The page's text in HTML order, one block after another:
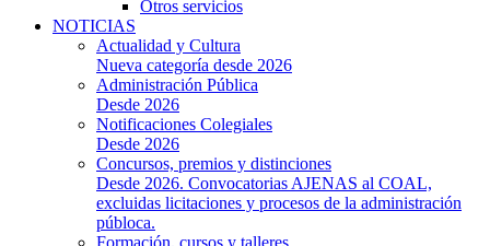
Otros servicios
NOTICIAS
Actualidad y Cultura
Nueva categoría desde 2026
Administración Pública
Desde 2026
Notificaciones Colegiales
Desde 2026
Concursos, premios y distinciones
Desde 2026. Convocatorias AJENAS al COAL,
excluidas licitaciones y procesos de la administración
públoca.
Formación, cursos y talleres